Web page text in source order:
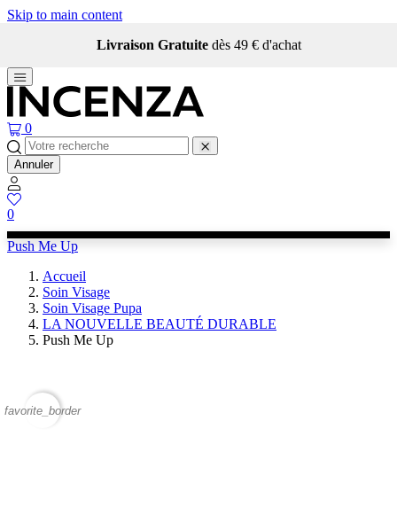
Skip to main content
Livraison Gratuite dès 49 € d'achat
0
Annuler
0
Push Me Up
Accueil
Soin Visage
Soin Visage Pupa
LA NOUVELLE BEAUTÉ DURABLE
Push Me Up
favorite_border